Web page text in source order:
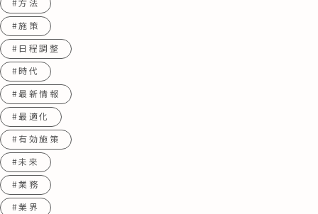
#方法
#施策
#日程調整
#時代
#最新情報
#最適化
#有効施策
#未来
#業務
#業界